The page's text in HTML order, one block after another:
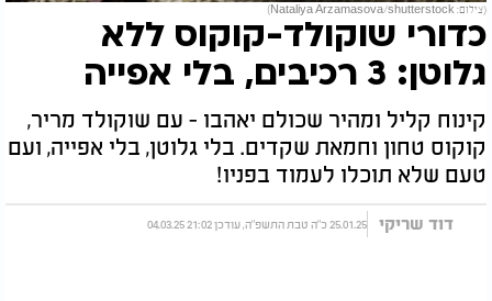
(צילום: Nataliya Arzamasova/shutterstock)
כדורי שוקולד-קוקוס ללא
גלוטן: 3 רכיבים, בלי אפייה
קינוח קליל ומהיר שכולם יאהבו - עם שוקולד מריר,
קוקוס טחון וחמאת שקדים. בלי גלוטן, בלי אפייה, ועם
טעם שלא תוכלו לעמוד בפניו!
דוד שריקי 25.01.25 כ"ה טבת התשפ"ה, עודכן 21:02 04.03.25